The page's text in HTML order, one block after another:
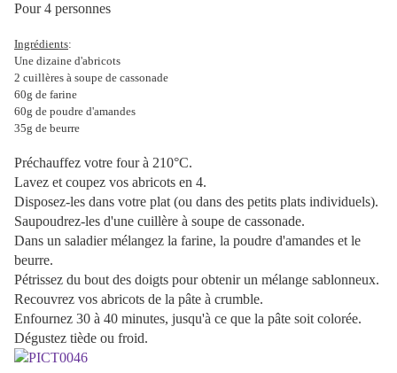
Pour 4 personnes
Ingrédients:
Une dizaine d'abricots
2 cuillères à soupe de cassonade
60g de farine
60g de poudre d'amandes
35g de beurre
Préchauffez votre four à 210°C.
Lavez et coupez vos abricots en 4.
Disposez-les dans votre plat (ou dans des petits plats individuels).
Saupoudrez-les d'une cuillère à soupe de cassonade.
Dans un saladier mélangez la farine, la poudre d'amandes et le
beurre.
Pétrissez du bout des doigts pour obtenir un mélange sablonneux.
Recouvrez vos abricots de la pâte à crumble.
Enfournez 30 à 40 minutes, jusqu'à ce que la pâte soit colorée.
Dégustez tiède ou froid.